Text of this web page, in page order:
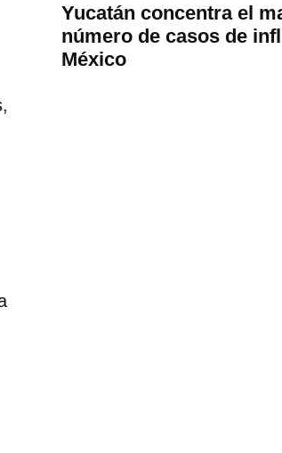
Yucatán concentra el
número de casos de
México